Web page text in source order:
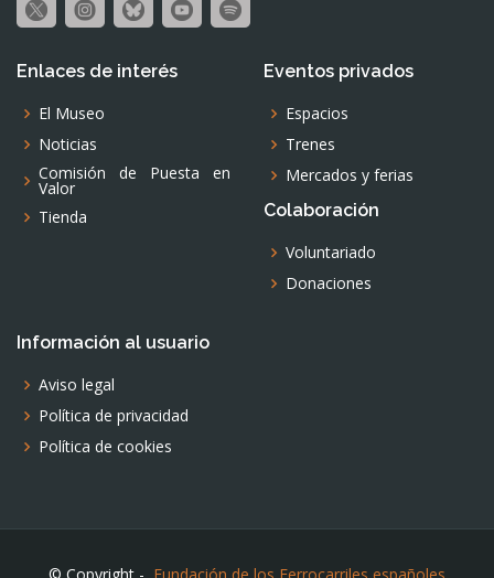
Enlaces de interés
El Museo
Noticias
Comisión de Puesta en
Valor
Tienda
Eventos privados
Espacios
Trenes
Mercados y ferias
Colaboración
Voluntariado
Donaciones
Información al usuario
Aviso legal
Política de privacidad
Política de cookies